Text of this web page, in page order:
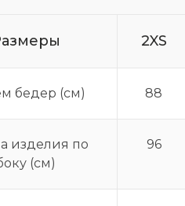
2XS
бедер (см) 88
изделия по
(см)
96